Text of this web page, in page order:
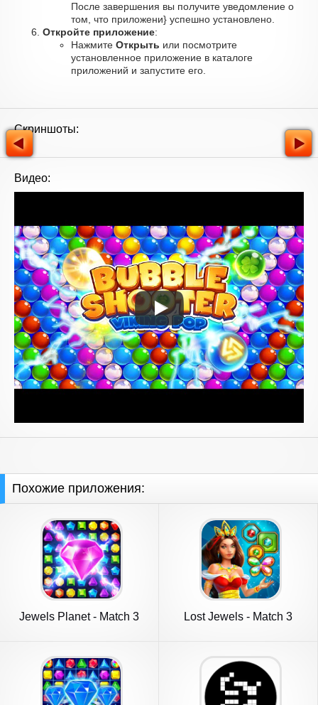
После завершения вы получите уведомление о
том, что приложени} успешно установлено.
Откройте приложение:
Нажмите Открыть или посмотрите
установленное приложение в каталоге
приложений и запустите его.
Скриншоты:
Видео:
Похожие приложения:
Jewels Planet - Match 3
Lost Jewels - Match 3